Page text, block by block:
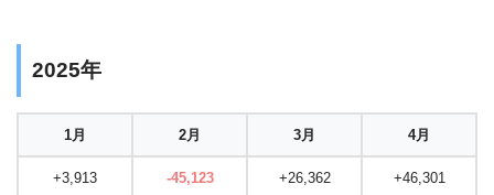
2025年
1月 2月 3月 4月
+3,913 -45,123 +26,362 +46,301